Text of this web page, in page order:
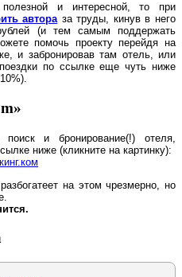
и интересной, то при
автораза труды, кинув в него
(и тем самым поддержать
помочь проекту перейдя на
и забронировав там отель, или
по ссылке еще чуть ниже
и бронирование(!) отеля,
ниже (кликните на картинку):
на этом чрезмерно, но